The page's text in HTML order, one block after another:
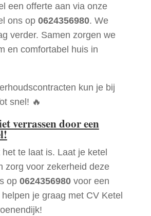
een offerte aan via onze
ons op 0624356980. We
verder. Samen zorgen we
en comfortabel huis in
kun je bij
snel! 🔥
verrassen door een
te laat is. Laat je ketel
zorg voor zekerheid deze
op 0624356980voor een
je graag met CV Ketel